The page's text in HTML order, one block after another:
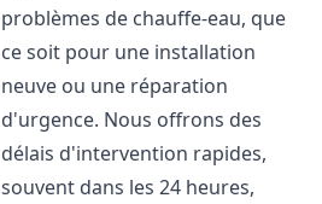
problèmes de chauffe-eau, que
ce soit pour une installation
neuve ou une réparation
d'urgence. Nous offrons des
délais d'intervention rapides,
souvent dans les 24 heures,